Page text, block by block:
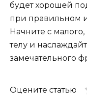
будет хорошей
при правильном
Начните с
телу и
замечательного
Оцените статью